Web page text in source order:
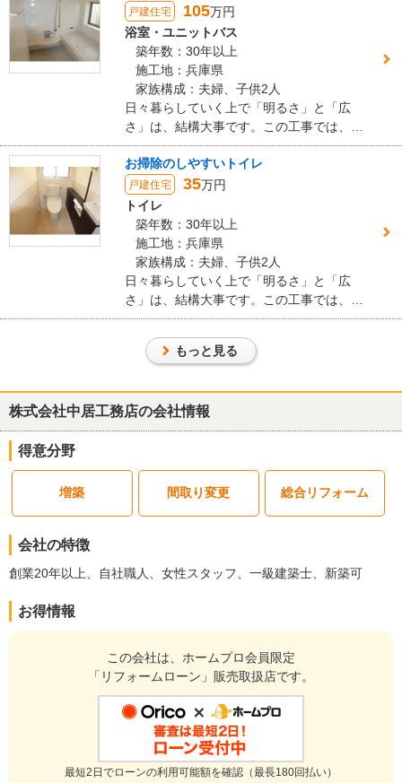
建物のタイプ
： 戸建住宅
リフォーム箇所： キッチン・台所 浴室・ユニットバス
衣所
リビング、 ダイニング、
窓・サッシ
価格
： 5,220,000円
明石市
： 21〜25年
： 2024年7月27日
『納得の価格』が良かった（30代/男性）
5
担当の方は人柄も良く、こちらの要望や質問など丁寧に対応しても
らえました。築40年の家ですが、室内は新築のように綺麗になりま
した。また何かあればお願いしたいと思います。
大手リフォーム会社よりも低価格だったため
リフォーム会社からの返答
この度はお世話になり、ありがとうございました。また最高の評価
もいただき、光栄に思います。
今後とも末永いお付き合いのほど、どうぞよろしくお願いいたしま
建物のタイプ
： 戸建住宅
リフォーム箇所
価格
： 22,500,000円
築年数
工事完了日
： 2024年1月15日
『素早い返信・連絡』が良かった（30代/女性）
5
半年と長い工期でしたが、契約時の日程通りに完成しました。ちょ
くちょく現場を見に行かせてもらいましたが、現場はゴミがなく綺
戸建住宅 105万円
浴室・ユニットバス
築年数：30年以上
施工地：兵庫県
家族構成：夫婦、子供2人
日々暮らしていく上で「明るさ」と「広
さ」は、結構大事です。この工事では、特
に明るく広くにこだわりました。
お掃除のしやすいトイレ
戸建住宅 35万円
トイレ
築年数：30年以上
施工地：兵庫県
家族構成：夫婦、子供2人
日々暮らしていく上で「明るさ」と「広
さ」は、結構大事です。この工事では、特
に明るく広くにこだわりました。
もっと見る
株式会社中居工務店の会社情報
得意分野
増築 間取り変更 総合リフォーム
会社の特徴
創業20年以上、自社職人、女性スタッフ、一級建築士、新築可
お得情報
この会社は、ホームプロ会員限定
「リフォームローン」販売取扱店です。
最短2日でローンの利用可能額を確認（最長180回払い）